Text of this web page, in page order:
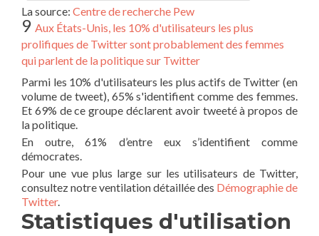
La source: Centre de recherche Pew
9 Aux États-Unis, les 10% d'utilisateurs les plus
prolifiques de Twitter sont probablement des femmes
qui parlent de la politique sur Twitter
Parmi les 10% d'utilisateurs les plus actifs de Twitter (en
volume de tweet), 65% s'identifient comme des femmes.
Et 69% de ce groupe déclarent avoir tweeté à propos de
la politique.
En outre, 61% d’entre eux s’identifient comme
démocrates.
Pour une vue plus large sur les utilisateurs de Twitter,
consultez notre ventilation détaillée des Démographie de
Twitter.
Statistiques d'utilisation